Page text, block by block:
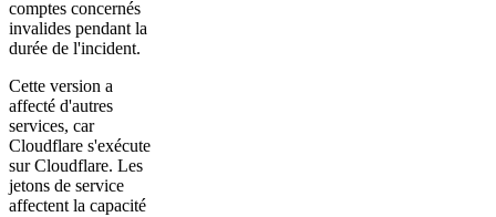
comptes concernés
invalides pendant la
durée de l'incident.
Cette version a
affecté d'autres
services, car
Cloudflare s'exécute
sur Cloudflare. Les
jetons de service
affectent la capacité